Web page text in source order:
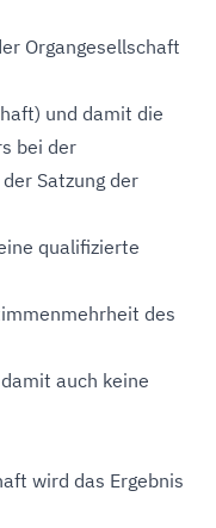
Organgesellschaft
und damit die
bei der
Satzung der
qualifizierte
des
auch keine
wird das Ergebnis